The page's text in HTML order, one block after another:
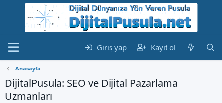
Giriş yap Kayıt ol
Anasayfa
DijitalPusula: SEO ve Dijital Pazarlama
Uzmanları